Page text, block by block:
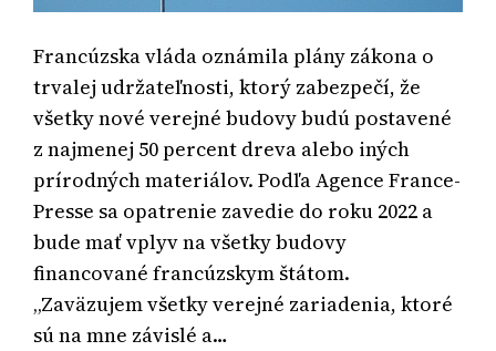
Francúzska vláda oznámila plány zákona o
trvalej udržateľnosti, ktorý zabezpečí, že
všetky nové verejné budovy budú postavené
z najmenej 50 percent dreva alebo iných
prírodných materiálov. Podľa Agence France-
Presse sa opatrenie zavedie do roku 2022 a
bude mať vplyv na všetky budovy
financované francúzskym štátom.
„Zaväzujem všetky verejné zariadenia, ktoré
sú na mne závislé a…